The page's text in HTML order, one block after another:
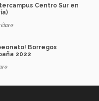
Centro Sur en
Borregos
2022